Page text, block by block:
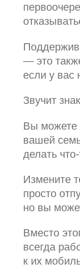
— это
если у вас
Звучит
Вы можете
вашей
делать
Измените
просто
но вы
Вместо
всегда
к их